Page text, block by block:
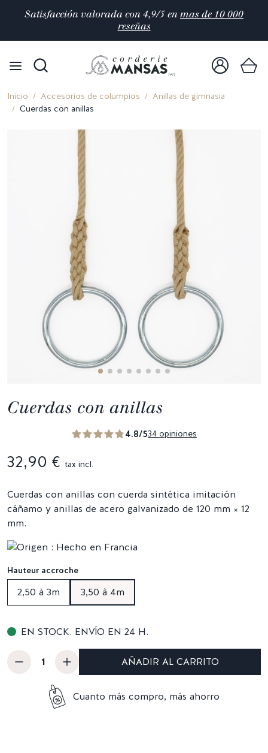
Satisfacción valorada con 4,9/5 en mas de 10 000
reseñas
Inicio Accesorios de columpios
Anillas de gimnasia
Cuerdas con anillas
Cuerdas con anillas
4.8/534 opiniones
32,90 € tax incl.
Cuerdas con anillas con cuerda sintética imitación
cáñamo y anillas de acero galvanizado de 120 mm × 12
mm.
Hauteur accroche
2,50 à 3m 3,50 à 4m
EN STOCK. ENVÍO EN 24 H.
AÑADIR AL CARRITO
Cuanto más compro, más ahorro